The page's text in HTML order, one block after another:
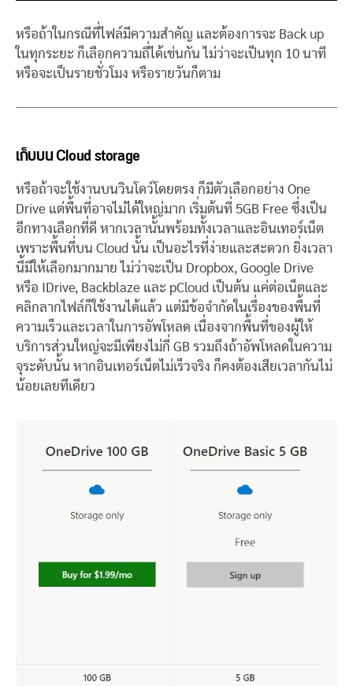
หรือถ้าในกรณีที่ไฟล์มีความสำคัญ และต้องการจะ Back up
ในทุกระยะ ก็เลือกความถี่ได้เช่นกัน ไม่ว่าจะเป็นทุก 10 นาที
หรือจะเป็นรายชั่วโมง หรือรายวันก็ตาม
เก็บบนCloud storage
หรือถ้าจะใช้งานบนวินโดว์โดยตรง ก็มีตัวเลือกอย่าง One
Drive แต่พื้นที่อาจไม่ได้ใหญ่มาก เริ่มต้นที่ 5GB Free ซึ่งเป็น
อีกทางเลือกที่ดี หากเวลานั้นพร้อมทั้งเวลาและอินเทอร์เน็ต
เพราะพื้นที่บน Cloud นั้น เป็นอะไรที่ง่ายและสะดวก ยิ่งเวลา
นี้มีให้เลือกมากมาย ไม่ว่าจะเป็น Dropbox, Google Drive
หรือ IDrive, Backblaze และ pCloud เป็นต้น แค่ต่อเน็ตและ
คลิกลากไฟล์ก็ใช้งานได้แล้ว แต่มีข้อจำกัดในเรื่องของพื้นที่
ความเร็วและเวลาในการอัพโหลด เนื่องจากพื้นที่ของผู้ให้
บริการส่วนใหญ่จะมีเพียงไม่กี่ GB รวมถึงถ้าอัพโหลดในความ
จุระดับนั้น หากอินเทอร์เน็ตไม่เร็วจริง ก็คงต้องเสียเวลากันไม่
น้อยเลยทีเดียว